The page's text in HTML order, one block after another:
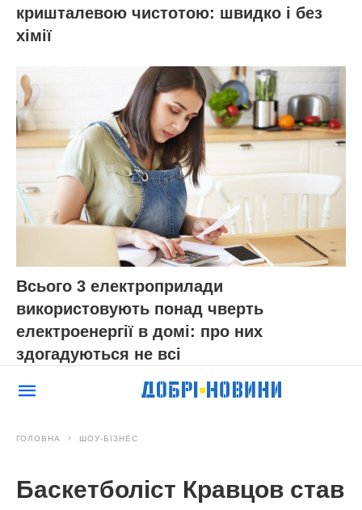
кришталевою чистотою: швидко і без
хімії
Всього 3 електроприлади
використовують понад чверть
електроенергії в домі: про них
здогадуються не всі